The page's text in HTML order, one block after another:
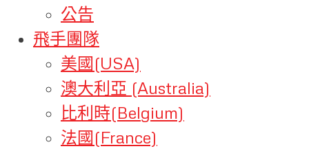
公告
飛手團隊
美國(USA)
澳大利亞 (Australia)
比利時(Belgium)
法國(France)